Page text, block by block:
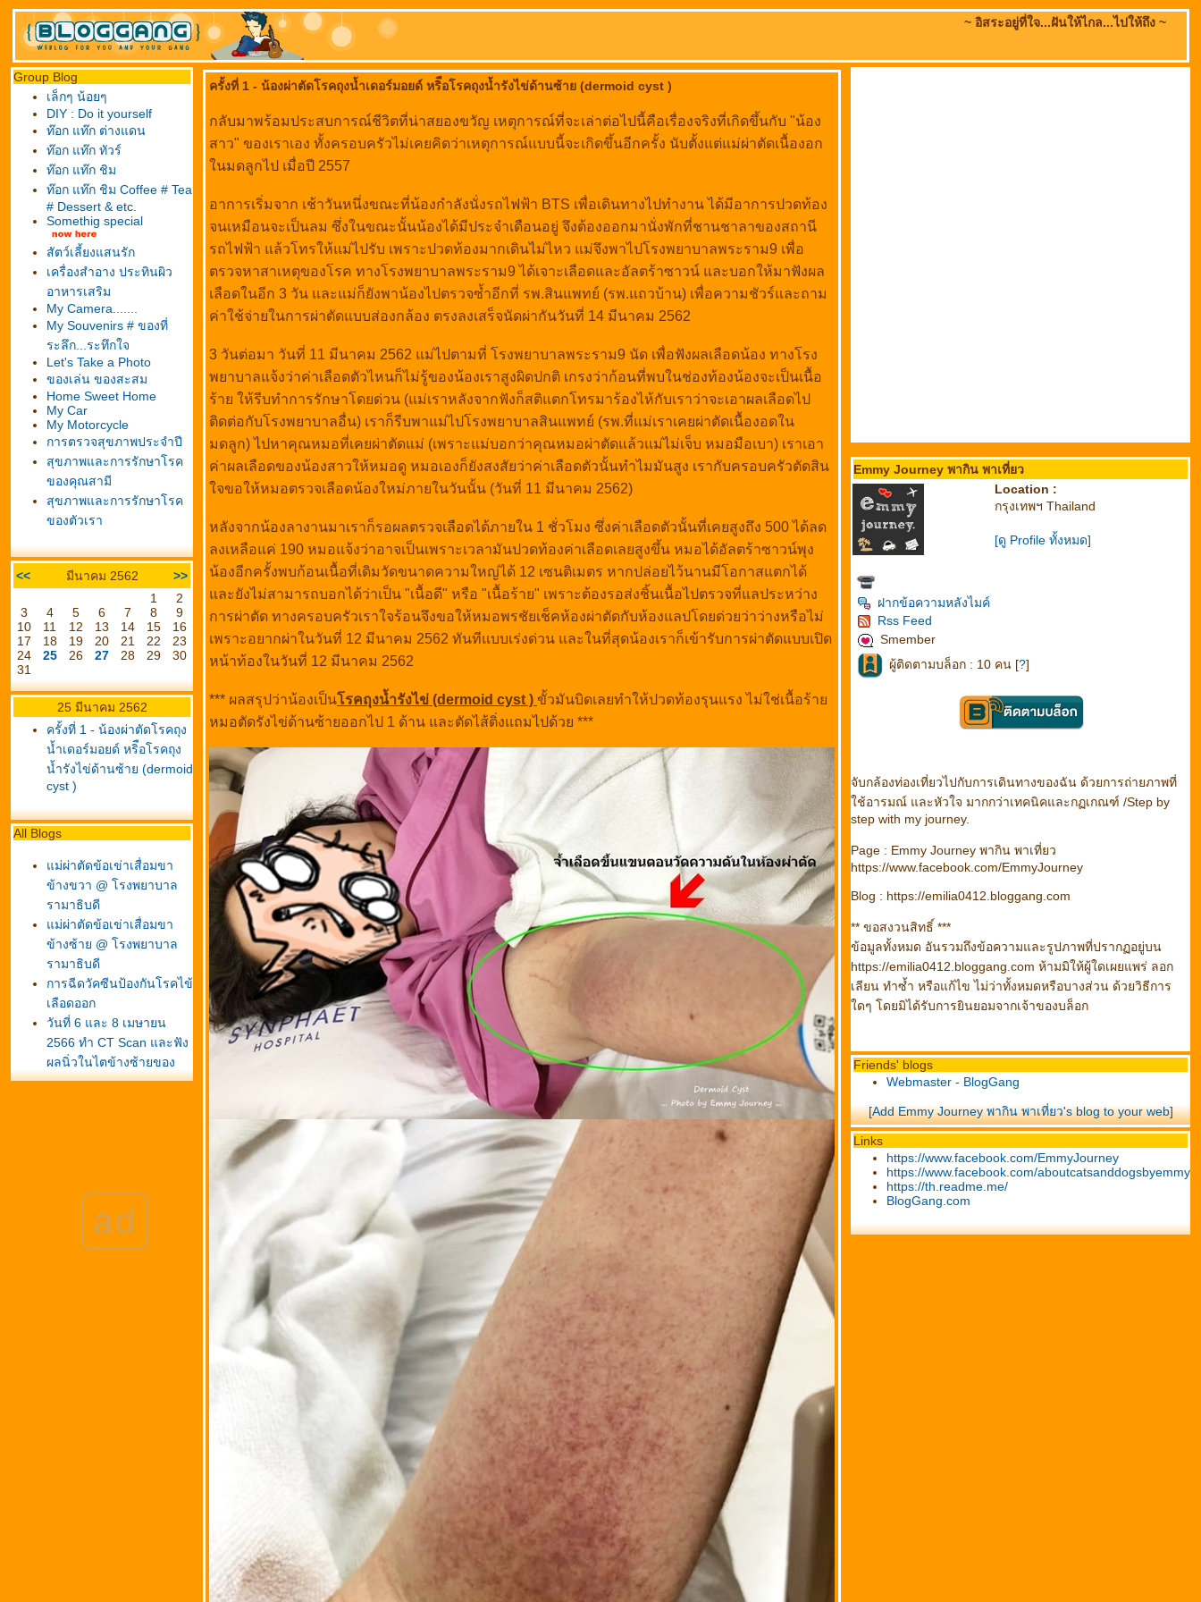
~ อิสระอยู่ที่ใจ...ฝันให้ไกล...ไปให้ถึง ~
Group Blog
เล็กๆ น้อยๆ
DIY : Do it yourself
ท๊อก แท๊ก ต่างแดน
ท๊อก แท๊ก ทัวร์
ท๊อก แท๊ก ชิม
ท๊อก แท๊ก ชิม Coffee # Tea
# Dessert & etc.
Somethig special
สัตว์เลี้ยงแสนรัก
เครื่องสำอาง ประทินผิว
อาหารเสริม
My Camera.......
My Souvenirs # ของที่
ระลึก...ระทึกใจ
Let's Take a Photo
ของเล่น ของสะสม
Home Sweet Home
My Car
My Motorcycle
การตรวจสุขภาพประจำปี
สุขภาพและการรักษาโรค
ของคุณสามี
สุขภาพและการรักษาโรค
ของตัวเรา
<< มีนาคม 2562
>>
1
2
3
4 5 6 7 8
9
10
11 12 13 14 15
16
17
18 19 20 21 22
23
24
25 26 27 28 29
30
31
25 มีนาคม 2562
ครั้งที่ 1 - น้องผ่าตัดโรคถุง
น้ำเดอร์มอยด์ หริือโรคถุง
น้ำรังไข่ด้านซ้าย (dermoid
cyst )
All Blogs
ม่ผ่าตัดข้อเข่าเสื่อมขา
ข้างขวา @ โรงพยาบาล
รามาธิบดี
ม่ผ่าตัดข้อเข่าเสื่อมขา
ข้างซ้าย @ โรงพยาบาล
รามาธิบดี
การฉีดวัคซีนป้องกันโรคไข้
เลือดออก
วันที่ 6 และ 8 เมษายน
2566 ทำ CT Scan และฟัง
ผลนิ่วในไตข้างซ้ายของ
คุณสามี ที่คลินิคศูนย์แพทย์
(ผื่นตุ่มน้ำใสๆ เหมือนเดิม)
ชุดชั้นในยี่ห้อ Wonnerful
ad
ครั้งที่ 1 - น้องผ่าตัดโรคถุงน้ำเดอร์มอยด์ หริือโรคถุงน้ำรังไข่ด้านซ้าย (dermoid cyst )
กลับมาพร้อมประสบการณ์ชีวิตที่น่าสยองขวัญ เหตุการณ์ที่จะเล่าต่อไปนี้คือเรื่องจริงที่เกิดขึ้นกับ "น้อง
สาว" ของเราเอง ทั้งครอบครัวไม่เคยคิดว่าเหตุการณ์แบบนี้จะเกิดขึ้นอีกครั้ง นับตั้งแต่แม่ผ่าตัดเนื้องอก
นมดลูกไป เมื่อปี 2557
อาการเริ่มจาก เช้าวันหนึ่งขณะที่น้องกำลังนั่งรถไฟฟ้า BTS เพื่อเดินทางไปทำงาน ได้มีอาการปวดท้อง
จนเหมือนจะเป็นลม ซึ่งในขณะนั้นน้องได้มีประจำเดือนอยู่ จึงต้องออกมานั่งพักที่ชานชาลาของสถานี
รถไฟฟ้า แล้วโทรให้แม่ไปรับ เพราะปวดท้องมากเดินไม่ไหว แม่จึงพาไปโรงพยาบาลพระราม9 เพื่อ
ตรวจหาสาเหตุของโรค ทางโรงพยาบาลพระราม9 ได้เจาะเลือดและอัลตร้าซาวน์ และบอกให้มาฟังผล
เลือดในอีก 3 วัน และแม่ก็ยังพาน้องไปตรวจซ้ำอีกที่ รพ.สินแพทย์ (รพ.แถวบ้าน) เพื่อความชัวร์และถาม
ค่าใช้จ่ายในการผ่าตัดแบบส่องกล้อง ตรงลงเสร็จนัดผ่ากันวันที่ 14 มีนาคม 2562
3 วันต่อมา วันที่ 11 มีนาคม 2562 แม่ไปตามที่ โรงพยาบาลพระราม9 นัด เพื่อฟังผลเลือดน้อง ทางโรง
พยาบาลแจ้งว่าค่าเลือดตัวไหนก็ไม่รู้ของน้องเราสูงผิดปกติ เกรงว่าก้อนที่พบในช่องท้องน้องจะเป็นเนื้อ
ร้าย ให้รีบทำการรักษาโดยด่วน (แม่เราหลังจากฟังก็สติแตกโทรมาร้องไห้กับเราว่าจะเอาผลเลือดไป
ติดต่อกับโรงพยาบาลอื่น) เราก็รีบพาแม่ไปโรงพยาบาลสินแพทย์ (รพ.ที่แม่เราเคยผ่าตัดเนื้องอดใน
มดลูก) ไปหาคุณหมอที่เคยผ่าตัดแม่ (เพราะแม่บอกว่าคุณหมอผ่าตัดแล้วแม่ไม่เจ็บ หมอมือเบา) เราเอา
ค่าผลเลือดของน้องสาวให้หมอดู หมอเองก็ยังสงสัยว่าค่าเลือดตัวนั้นทำไมมันสูง เรากับครอบครัวตัดสิน
จขอให้หมอตรวจเลือดน้องใหม่ภายในวันนั้น (วันที่ 11 มีนาคม 2562)
หลังจากน้องลางานมาเราก็รอผลตรวจเลือดได้ภายใน 1 ชั่วโมง ซึ่งค่าเลือดตัวนั้นที่เคยสูงถึง 500 ได้ลด
ลงเหลือแค่ 190 หมอแจ้งว่าอาจเป็นเพราะเวลามันปวดท้องค่าเลือดเลยสูงขึ้น หมอได้อัลตร้าซาวน์พุง
น้องอีกครั้งพบก้อนเนื้อที่เดิมวัดขนาดความใหญ่ได้ 12 เซนติเมตร หากปล่อยไว้นานมีโอกาสแตกได้
ละยังไม่สามารถบอกได้ว่าเป็น "เนื้อดี" หรือ "เนื้อร้าย" เพราะต้องรอส่งชิ้นเนื้อไปตรวจที่แลประหว่าง
การผ่าตัด ทางครอบครัวเราใจร้อนจึงขอให้หมอพรชัยเช็คห้องผ่าตัดกับห้องแลปโดยด่วยว่าว่างหรือไม่
เพราะอยากผ่าในวันที่ 12 มีนาคม 2562 ทันทีแบบเร่งด่วน และในที่สุดน้องเราก็เข้ารับการผ่าตัดแบบเปิด
หน้าท้องในวันที่ 12 มีนาคม 2562
*** ผลสรุปว่าน้องเป็นรคถุงน้ำรังไข่ (dermoid cyst ) ขั้วมันบิดเลยทำให้ปวดท้องรุนแรง ไม่ใช่เนื้อร้า
หมอตัดรังไข่ด้านซ้ายออกไป 1 ด้าน และตัดไส้ติ่งแถมไปด้วย ***
Emmy Journey พากิน พาเที่ยว
Location :
กรุงเทพฯ Thailand
[ดู Profile ทั้งหมด]
ฝากข้อความหลังไมค์
Rss Feed
Smember
ผู้ติดตามบล็อก : 10 คน [?]
จับกล้องท่องเที่ยวไปกับการเดินทางของฉัน ด้วยการถ่ายภาพที่
ช้อารมณ์ และหัวใจ มากกว่าเทคนิคและกฏเกณฑ์ /Step by
step with my journey.
Page : Emmy Journey พากิน พาเที่ยว
https://www.facebook.com/EmmyJourney
Blog : https://emilia0412.bloggang.com
** ขอสงวนสิทธิ์ ***
ข้อมูลทั้งหมด อันรวมถึงข้อความและรูปภาพที่ปรากฏอยู่บน
https://emilia0412.bloggang.com ห้ามมิให้ผู้ใดเผยแพร่ ลอก
เลียน ทำซ้ำ หรือแก้ไข ไม่ว่าทั้งหมดหรือบางส่วน ด้วยวิธีการ
ดๆ โดยมิได้รับการยินยอมจากเจ้าของบล็อก
Friends' blogs
Webmaster - BlogGang
[Add Emmy Journey พากิน พาเที่ยว's blog to your web]
Links
https://www.facebook.com/EmmyJourney
https://www.facebook.com/aboutcatsanddogsbyemmy
https://th.readme.me/
BlogGang.com